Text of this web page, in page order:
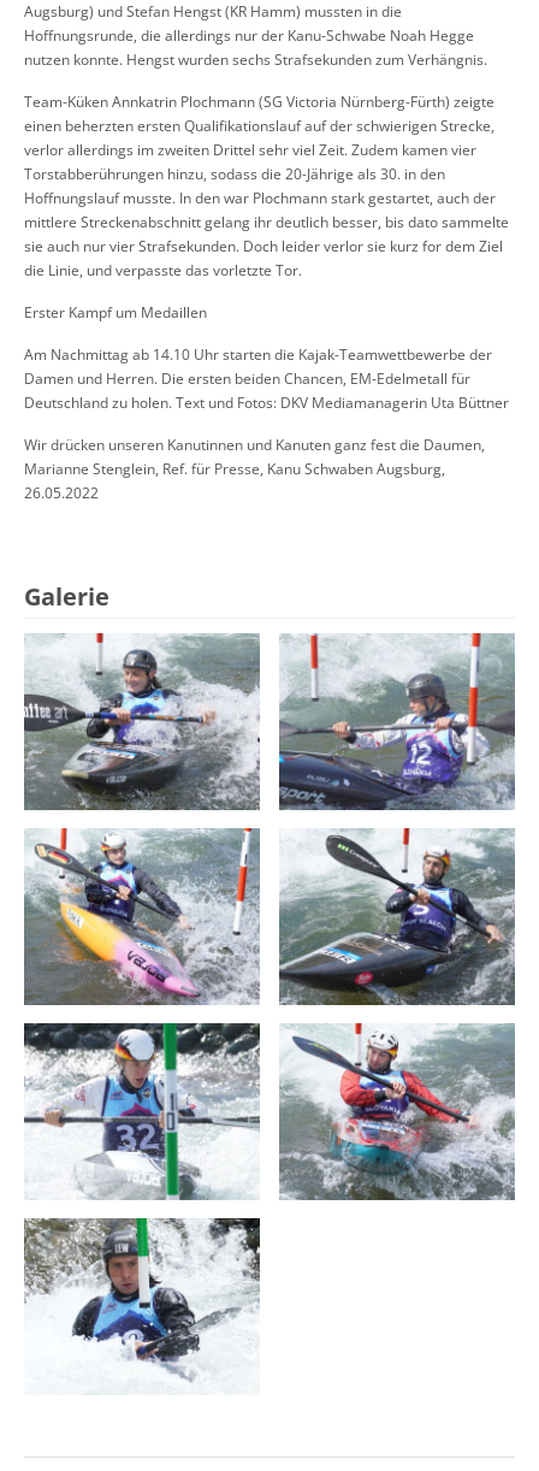
Augsburg) und Stefan Hengst (KR Hamm) mussten in die
Hoffnungsrunde, die allerdings nur der Kanu-Schwabe Noah Hegge
nutzen konnte. Hengst wurden sechs Strafsekunden zum Verhängnis.
Team-Küken Annkatrin Plochmann (SG Victoria Nürnberg-Fürth) zeigte
einen beherzten ersten Qualifikationslauf auf der schwierigen Strecke,
verlor allerdings im zweiten Drittel sehr viel Zeit. Zudem kamen vier
Torstabberührungen hinzu, sodass die 20-Jährige als 30. in den
Hoffnungslauf musste. In den war Plochmann stark gestartet, auch der
mittlere Streckenabschnitt gelang ihr deutlich besser, bis dato sammelte
sie auch nur vier Strafsekunden. Doch leider verlor sie kurz for dem Ziel
die Linie, und verpasste das vorletzte Tor.
Erster Kampf um Medaillen
Am Nachmittag ab 14.10 Uhr starten die Kajak-Teamwettbewerbe der
Damen und Herren. Die ersten beiden Chancen, EM-Edelmetall für
Deutschland zu holen. Text und Fotos: DKV Mediamanagerin Uta Büttner
Wir drücken unseren Kanutinnen und Kanuten ganz fest die Daumen,
Marianne Stenglein, Ref. für Presse, Kanu Schwaben Augsburg,
26.05.2022
Galerie